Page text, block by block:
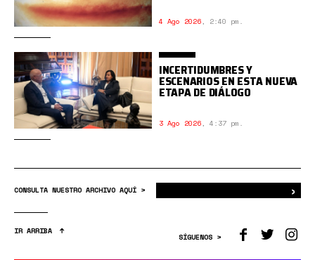
4 Ago 2026, 2:40 pm.
INCERTIDUMBRES Y
ESCENARIOS EN ESTA NUEVA
ETAPA DE DIÁLOGO
3 Ago 2026, 4:37 pm.
CONSULTA NUESTRO ARCHIVO AQUÍ > ›
IR ARRIBA
SÍGUENOS >